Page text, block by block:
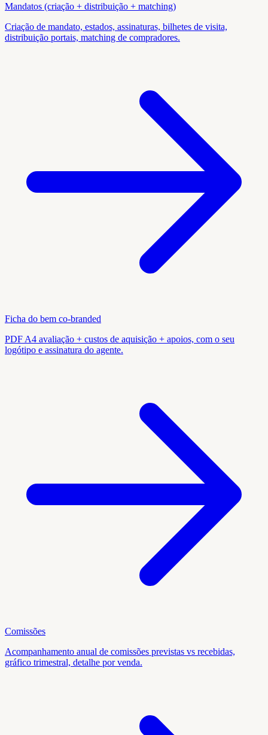
Mandatos (criação + distribuição + matching)
Criação de mandato, estados, assinaturas, bilhetes de visita,
distribuição portais, matching de compradores.
Ficha do bem co-branded
PDF A4 avaliação + custos de aquisição + apoios, com o seu
logótipo e assinatura do agente.
Comissões
Acompanhamento anual de comissões previstas vs recebidas,
gráfico trimestral, detalhe por venda.